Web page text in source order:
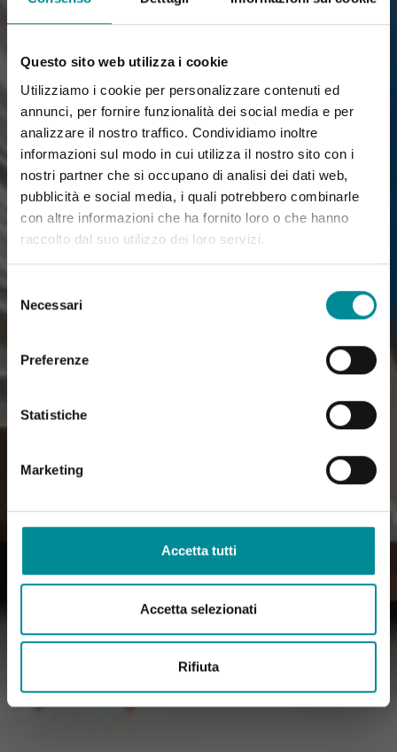
Questo sito web utilizza i cookie
Utilizziamo i cookie per personalizzare contenuti ed
annunci, per fornire funzionalità dei social media e per
analizzare il nostro traffico. Condividiamo inoltre
informazioni sul modo in cui utilizza il nostro sito con i
nostri partner che si occupano di analisi dei dati web,
pubblicità e social media, i quali potrebbero combinarle
con altre informazioni che ha fornito loro o che hanno
raccolto dal suo utilizzo dei loro servizi.
Selezione
delNecessari
Preferenze
Statistiche
Marketing
Accetta tutti
Accetta selezionati
Rifiuta